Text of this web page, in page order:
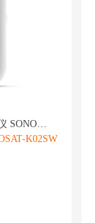
江苏康尚 指夹式脉搏血氧仪 SONOSAT
K02SW